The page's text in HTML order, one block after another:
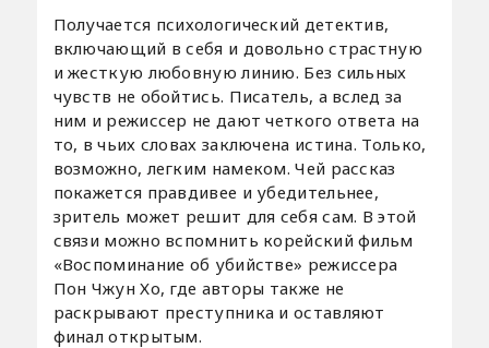
Получается психологический детектив,
включающий в себя и довольно страстную
и жесткую любовную линию. Без сильных
чувств не обойтись. Писатель, а вслед за
ним и режиссер не дают четкого ответа на
то, в чьих словах заключена истина. Только,
возможно, легким намеком. Чей рассказ
покажется правдивее и убедительнее,
зритель может решит для себя сам. В этой
связи можно вспомнить корейский фильм
«Воспоминание об убийстве» режиссера
Пон Чжун Хо, где авторы также не
раскрывают преступника и оставляют
финал открытым.